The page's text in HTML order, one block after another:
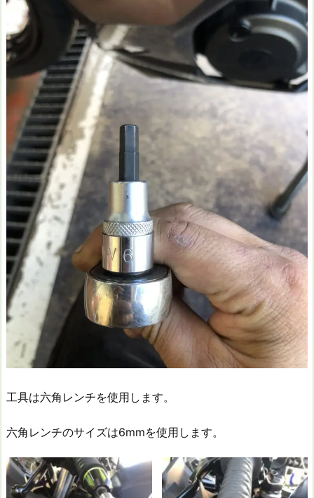
工具は六角レンチを使用します。
六角レンチのサイズは6mmを使用します。